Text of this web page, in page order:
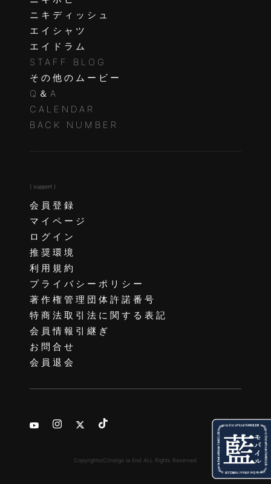
ニキディッシュ
エイシャツ
エイドラム
STAFF BLOG
その他のムービー
Q＆A
CALENDAR
BACK NUMBER
( support )
会員登録
マイページ
ログイン
推奨環境
利用規約
プライバシーポリシー
著作権管理団体許諾番号
特商法取引法に関する表記
会員情報引継ぎ
お問合せ
会員退会
Copyrights(C)indigo la End ALL Rights Reserved.